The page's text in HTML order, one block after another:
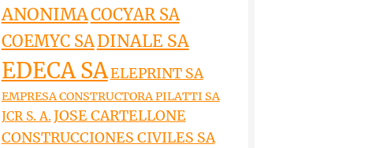
ANONIMACOCYAR SA
COEMYC SADINALE SA
EDECA SAELEPRINT SA
EMPRESA CONSTRUCTORA PILATTI SA
JCR S. A.JOSE CARTELLONE
CONSTRUCCIONES CIVILES SA